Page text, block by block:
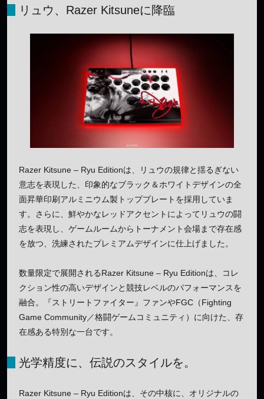
リュウ、Razer Kitsuneに降臨
Razer Kitsune – Ryu Editionは、リュウの規律と揺るぎない
意志を表現した、印象的なブラック＆ホワイトデザインの全
面昇華印刷アルミニウム製トッププレートを採用していま
す。さらに、鮮やかなレッドアクセントによってリュウの闘
志を表現し、ゲームルームからトーナメント会場まで存在感
を放つ、洗練されたプレミアムデザインに仕上げました。
数量限定で展開されるRazer Kitsune – Ryu Editionは、コレ
クション性の高いデザインと競技レベルのパフォーマンスを
融合。『ストリートファイター』ファンやFGC（Fighting
Game Community／格闘ゲームコミュニティ）に向けた、存
在感ある特別な一台です。
光学精度に、伝説のスタイルを。
Razer Kitsune – Ryu Editionは、その中核に、オリジナルの